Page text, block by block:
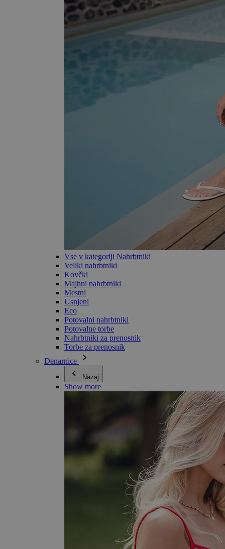
Vse v kategoriji Nahrbtniki
Veliki nahrbtniki
Kovčki
Majhni nahrbtniki
Mestni
Usnjeni
Eco
Potovalni nahrbtniki
Potovalne torbe
Nahrbtniki za prenosnik
Torbe za prenosnik
Denarnice
Nazaj
Show more